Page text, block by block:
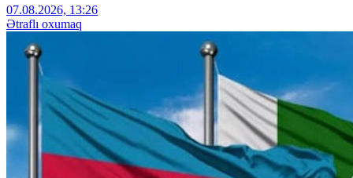
07.08.2026, 13:26
Ətraflı oxumaq